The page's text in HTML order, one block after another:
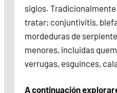
siglos.
tratar; conjuntivitis,
mordeduras de
menores, incluidas
verrugas, esguinces,
A continuación